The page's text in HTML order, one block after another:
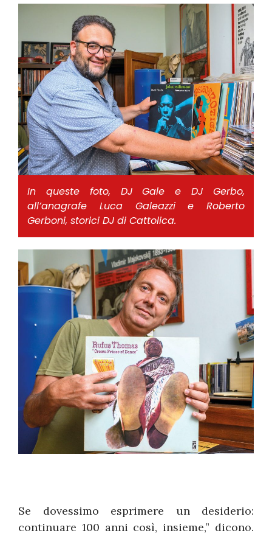
In queste foto, DJ Gale e DJ Gerbo,
all’anagrafe Luca Galeazzi e Roberto
Gerboni, storici DJ di Cattolica.
Se dovessimo esprimere un desiderio:
continuare 100 anni così, insieme,” dicono.